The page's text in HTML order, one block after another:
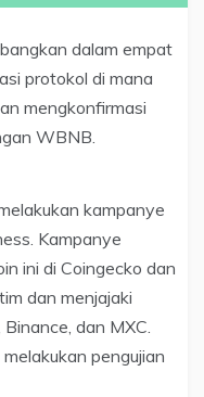
dalam empat
protokol di mana
mengkonfirmasi
WBNB.
kampanye
Kampanye
ini di Coingecko dan
dan menjajaki
dan MXC.
pengujian